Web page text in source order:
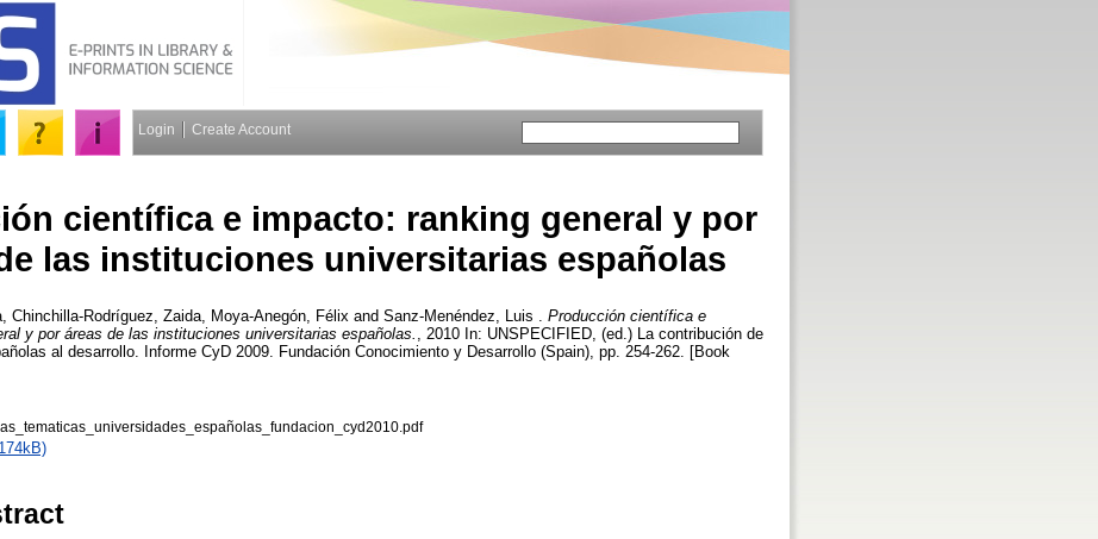
Login Create Account
científica e impacto: ranking general y por
las instituciones universitarias españolas
Chinchilla-Rodríguez, Zaida Moya-Anegón, Félix and Sanz-Menéndez, Luis
Producción científica e
y por áreas de las instituciones universitarias españolas.
, 2010 In: UNSPECIFIED, (ed.) La contribución de
al desarrollo. Informe CyD 2009. Fundación Conocimiento y Desarrollo (Spain), pp. 254-262. [Book